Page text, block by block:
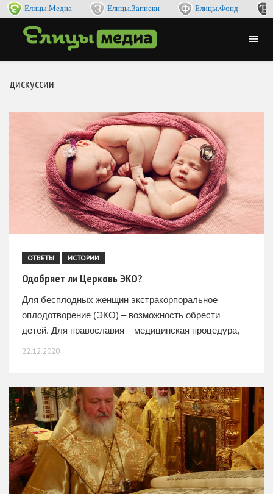
Елицы.Медиа Елицы.Записки Елицы.Фонд
дискуссии
ОТВЕТЫ ИСТОРИИ
Одобряет ли Церковь ЭКО?
Для бесплодных женщин экстракорпоральное
оплодотворение (ЭКО) – возможность обрести
детей. Для православия – медицинская процедура,
православной
22.12.2020